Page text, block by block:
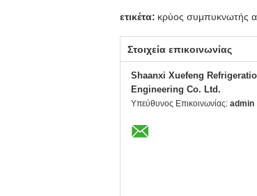
ετικέτα: κρύος συμπυκνωτής
Στοιχεία επικοινωνίας
Shaanxi Xuefeng
Engineering Co. Ltd.
Υπεύθυνος Επικοινωνίας: admin